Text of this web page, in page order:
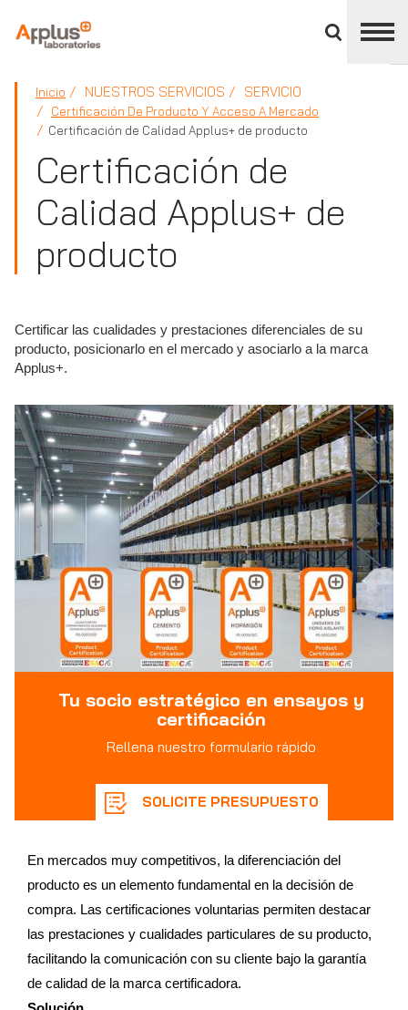
panel
APPLUS+
Inicio NUESTROS SERVICIOS SERVICIO
Certificación De Producto Y Acceso A Mercado
Certificación de Calidad Applus+ de producto
Certificación de
Calidad Applus+ de
producto
Certificar las cualidades y prestaciones diferenciales de su
producto, posicionarlo en el mercado y asociarlo a la marca
Applus+.
Tu socio estratégico en ensayos y
certificación
Rellena nuestro formulario rápido
SOLICITE PRESUPUESTO
En mercados muy competitivos, la diferenciación del
producto es un elemento fundamental en la decisión de
compra. Las certificaciones voluntarias permiten destacar
las prestaciones y cualidades particulares de su producto,
facilitando la comunicación con su cliente bajo la garantía
de calidad de la marca certificadora.